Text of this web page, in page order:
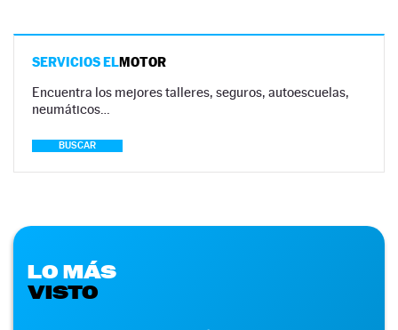
SERVICIOS ELMOTOR
Encuentra los mejores talleres, seguros, autoescuelas,
neumáticos…
BUSCAR
LO MÁS
VISTO